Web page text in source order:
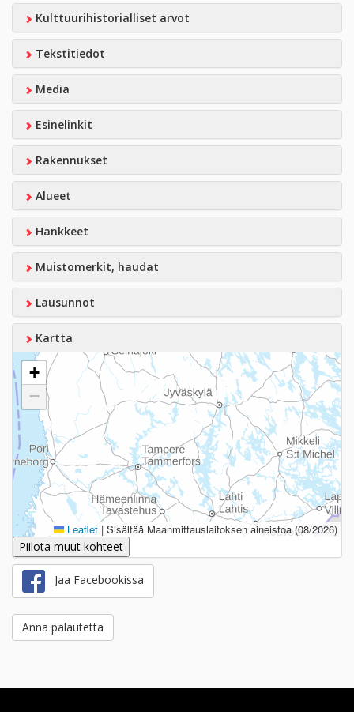
Kulttuurihistorialliset arvot
Tekstitiedot
Media
Esinelinkit
Rakennukset
Alueet
Hankkeet
Muistomerkit, haudat
Lausunnot
Kartta
+
−
Leaflet | Sisältää Maanmittauslaitoksen aineistoa (08/2026)
Piilota muut kohteet
Jaa Facebookissa
Anna palautetta